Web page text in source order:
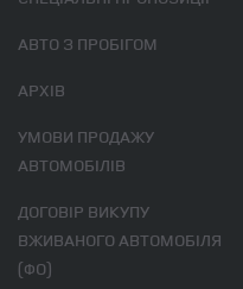
АВТО З ПРОБІГОМ
АРХІВ
УМОВИ ПРОДАЖУ
АВТОМОБІЛІВ
ДОГОВІР ВИКУПУ
ВЖИВАНОГО АВТОМОБІЛЯ
(ФО)